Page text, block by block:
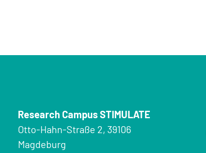
Research Campus STIMULATE
Otto-Hahn-Straße 2, 39106
Magdeburg